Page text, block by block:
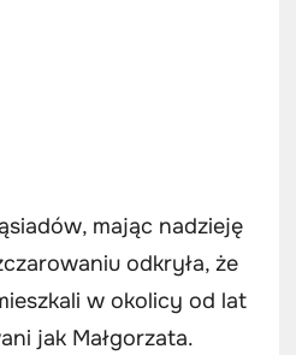
mając nadzieję
odkryła, że
w okolicy od lat
jak Małgorzata.